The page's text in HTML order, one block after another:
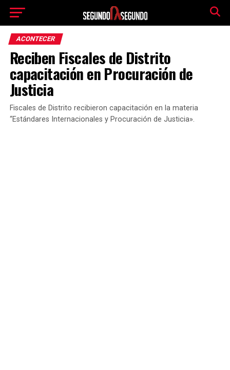
ACONTECER
Reciben Fiscales de Distrito
capacitación en Procuración de
Justicia
Fiscales de Distrito recibieron capacitación en la materia
“Estándares Internacionales y Procuración de Justicia».